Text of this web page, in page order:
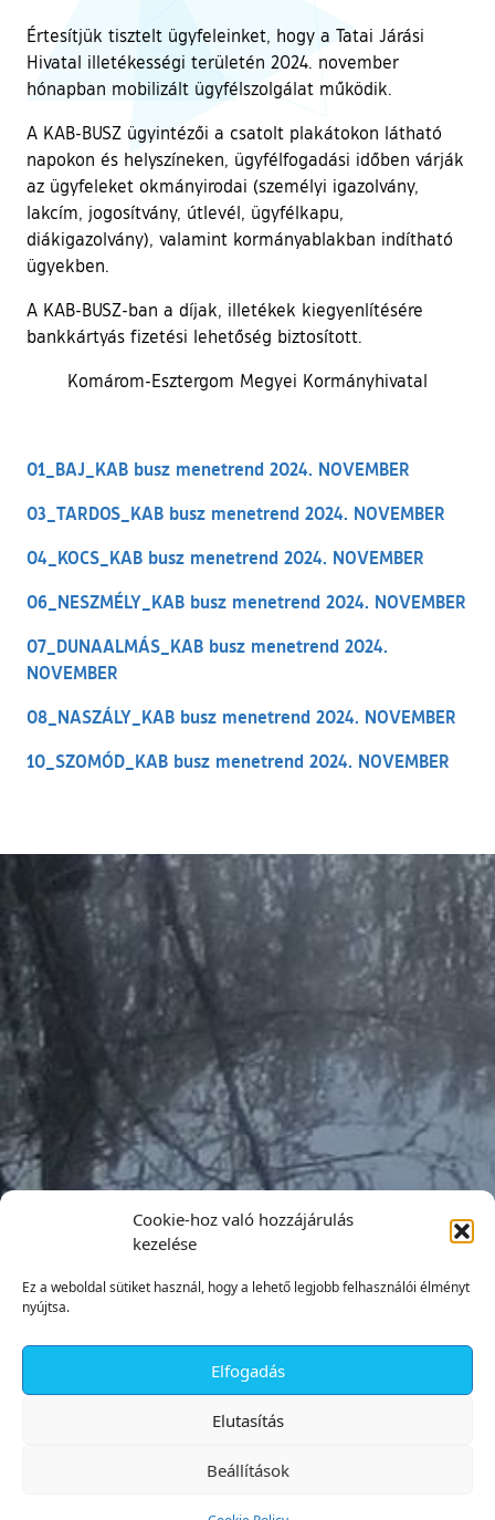
Cookie-hoz való hozzájárulás
kezelése
Ez a weboldal sütiket használ, hogy a lehető legjobb felhasználói élményt
nyújtsa.
Elfogadás
Elutasítás
Beállítások
Értesítjük tisztelt ügyfeleinket, hogy a Tatai Járási
Hivatal illetékességi területén 2024. november
hónapban mobilizált ügyfélszolgálat működik.
A KAB-BUSZ ügyintézői a csatolt plakátokon látható
napokon és helyszíneken, ügyfélfogadási időben várják
az ügyfeleket okmányirodai (személyi igazolvány,
lakcím, jogosítvány, útlevél, ügyfélkapu,
diákigazolvány), valamint kormányablakban indítható
ügyekben.
A KAB-BUSZ-ban a díjak, illetékek kiegyenlítésére
bankkártyás fizetési lehetőség biztosított.
Komárom-Esztergom Megyei Kormányhivatal
01_BAJ_KAB busz menetrend 2024. NOVEMBER
03_TARDOS_KAB busz menetrend 2024. NOVEMBER
04_KOCS_KAB busz menetrend 2024. NOVEMBER
06_NESZMÉLY_KAB busz menetrend 2024. NOVEMBER
07_DUNAALMÁS_KAB busz menetrend 2024.
NOVEMBER
08_NASZÁLY_KAB busz menetrend 2024. NOVEMBER
10_SZOMÓD_KAB busz menetrend 2024. NOVEMBER
✕